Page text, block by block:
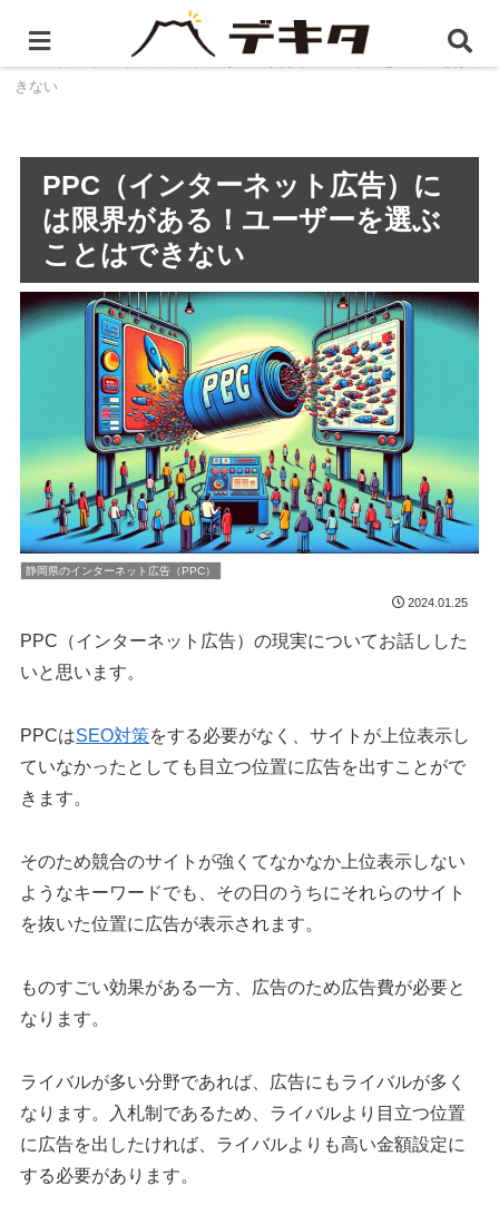
ホーム
静岡県のインターネット広告（PPC）
PPC（インターネット広告）には限界がある！ユーザーを選ぶことはで
きない
PPC（インターネット広告）に
は限界がある！ユーザーを選ぶ
ことはできない
静岡県のインターネット広告（PPC）
2024.01.25
PPC（インターネット広告）の現実についてお話しした
いと思います。
PPCはSEO対策をする必要がなく、サイトが上位表示し
ていなかったとしても目立つ位置に広告を出すことがで
きます。
そのため競合のサイトが強くてなかなか上位表示しない
ようなキーワードでも、その日のうちにそれらのサイト
を抜いた位置に広告が表示されます。
ものすごい効果がある一方、広告のため広告費が必要と
なります。
ライバルが多い分野であれば、広告にもライバルが多く
なります。入札制であるため、ライバルより目立つ位置
に広告を出したければ、ライバルよりも高い金額設定に
する必要があります。